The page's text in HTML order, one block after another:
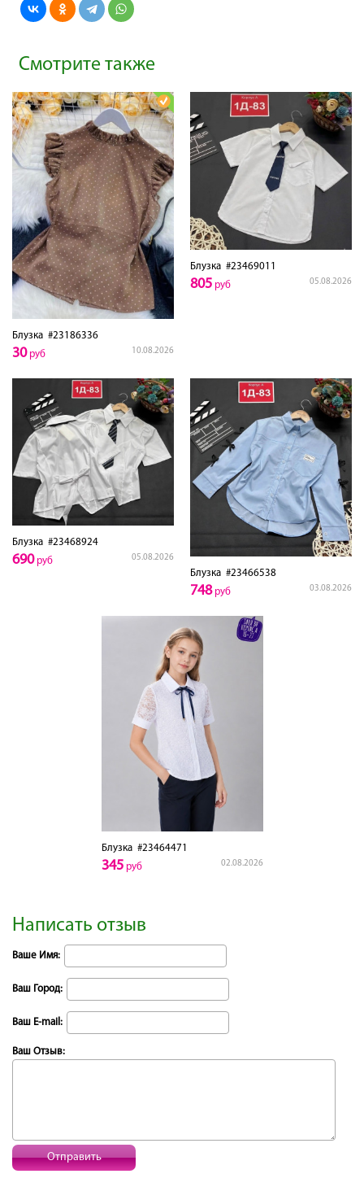
Смотрите также
Блузка #23186336
10.08.2026
30руб
Блузка #23469011
05.08.2026
805 руб
Блузка #23468924
05.08.2026
690руб
Блузка #23466538
03.08.2026
748руб
Блузка#23464471
02.08.2026
345руб
Написать отзыв
Ваше Имя:
Ваш Город:
Ваш E-mail:
Ваш Отзыв:
Отправить